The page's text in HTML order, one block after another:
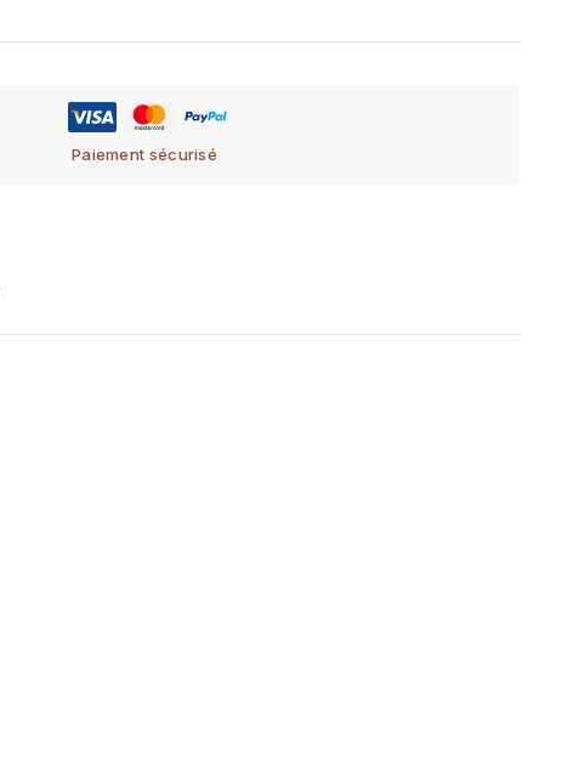
Paiement sécurisé